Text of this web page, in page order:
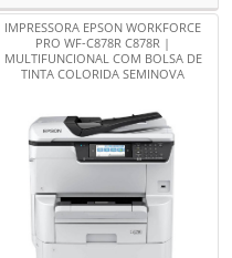
IMPRESSORA EPSON WORKFORCE
PRO WF-C878R C878R |
MULTIFUNCIONAL COM BOLSA DE
TINTA COLORIDA SEMINOVA